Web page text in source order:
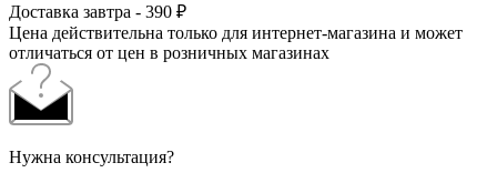
Доставка завтра - 390 ₽
Цена действительна только для интернет-магазина и может
отличаться от цен в розничных магазинах
Нужна консультация?